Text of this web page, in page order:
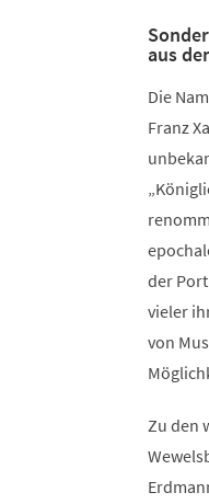
aus
Die
Franz
der
vieler
von
Zu den